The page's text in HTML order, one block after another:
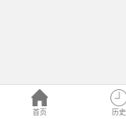
首页 历史